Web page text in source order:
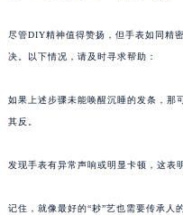
尽管DIY精神值得赞扬，但手表如同精
决。以下情况，请及时寻求帮助：
如果上述步骤未能唤醒沉睡的发条，那
其反。
发现手表有异常声响或明显卡顿，这表
记住，就像最好的“耖”艺也需要传承人